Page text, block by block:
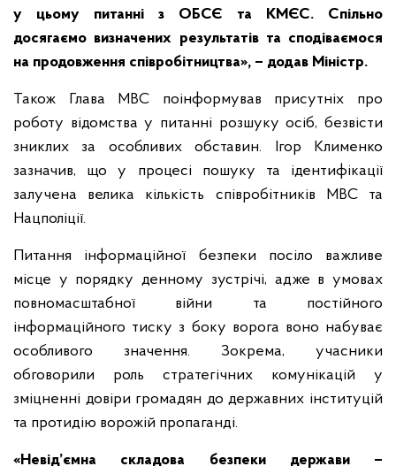
у цьому питанні з ОБСЄ та КМЄС. Спільно
досягаємо визначених результатів та сподіваємося
на продовження співробітництва», – додав Міністр.
Також Глава МВС поінформував присутніх про
роботу відомства у питанні розшуку осіб, безвісти
зниклих за особливих обставин. Ігор Клименко
зазначив, що у процесі пошуку та ідентифікації
залучена велика кількість співробітників МВС та
Нацполіції.
Питання інформаційної безпеки посіло важливе
місце у порядку денному зустрічі, адже в умовах
повномасштабної війни та постійного
інформаційного тиску з боку ворога воно набуває
особливого значення. Зокрема, учасники
обговорили роль стратегічних комунікацій у
зміцненні довіри громадян до державних інституцій
та протидію ворожій пропаганді.
«Невід’ємна складова безпеки держави –